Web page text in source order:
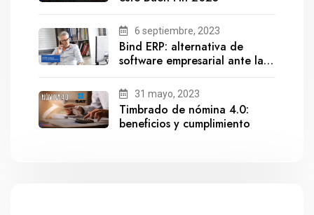
6 septiembre, 2023
Bind ERP: alternativa de
software empresarial ante la
31 mayo, 2023
Timbrado de nómina 4.0:
beneficios y cumplimiento